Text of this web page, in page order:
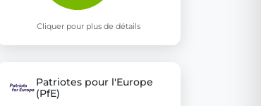
Cliquer pour plus de détails
Patriotes pour l'Europe
(PfE)